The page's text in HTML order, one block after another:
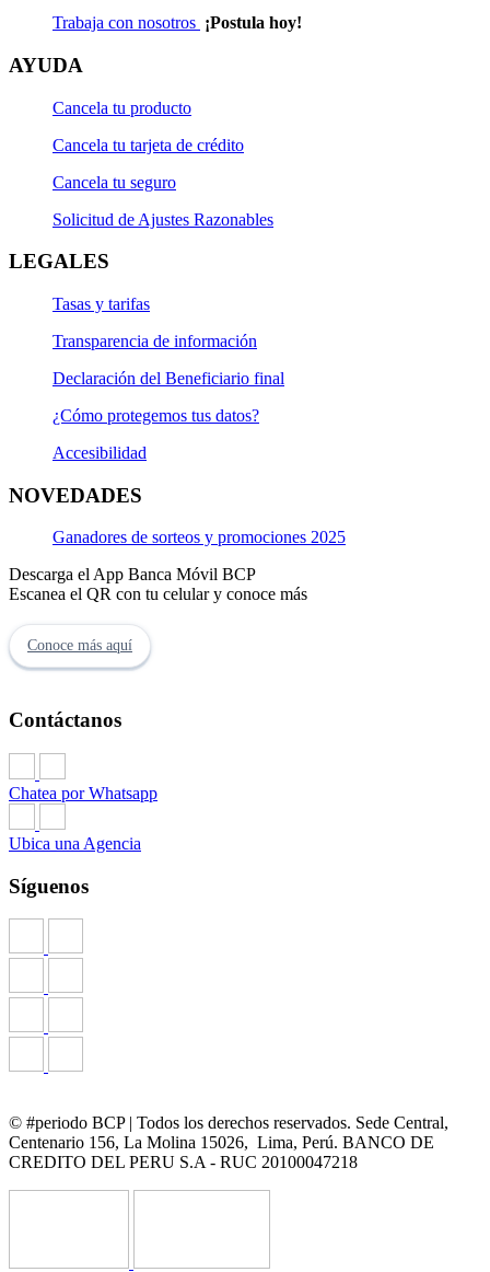
Trabaja con nosotros ¡Postula hoy!
AYUDA
Cancela tu producto
Cancela tu tarjeta de crédito
Cancela tu seguro
Solicitud de Ajustes Razonables
LEGALES
Tasas y tarifas
Transparencia de información
Declaración del Beneficiario final
¿Cómo protegemos tus datos?
Accesibilidad
NOVEDADES
Ganadores de sorteos y promociones 2025
Descarga el App Banca Móvil BCP
Escanea el QR con tu celular y conoce más
Conoce más aquí
Contáctanos
Chatea por Whatsapp
Ubica una Agencia
Síguenos
© #periodo BCP | Todos los derechos reservados. Sede Central,
Centenario 156, La Molina 15026, Lima, Perú. BANCO DE
CREDITO DEL PERU S.A - RUC 20100047218